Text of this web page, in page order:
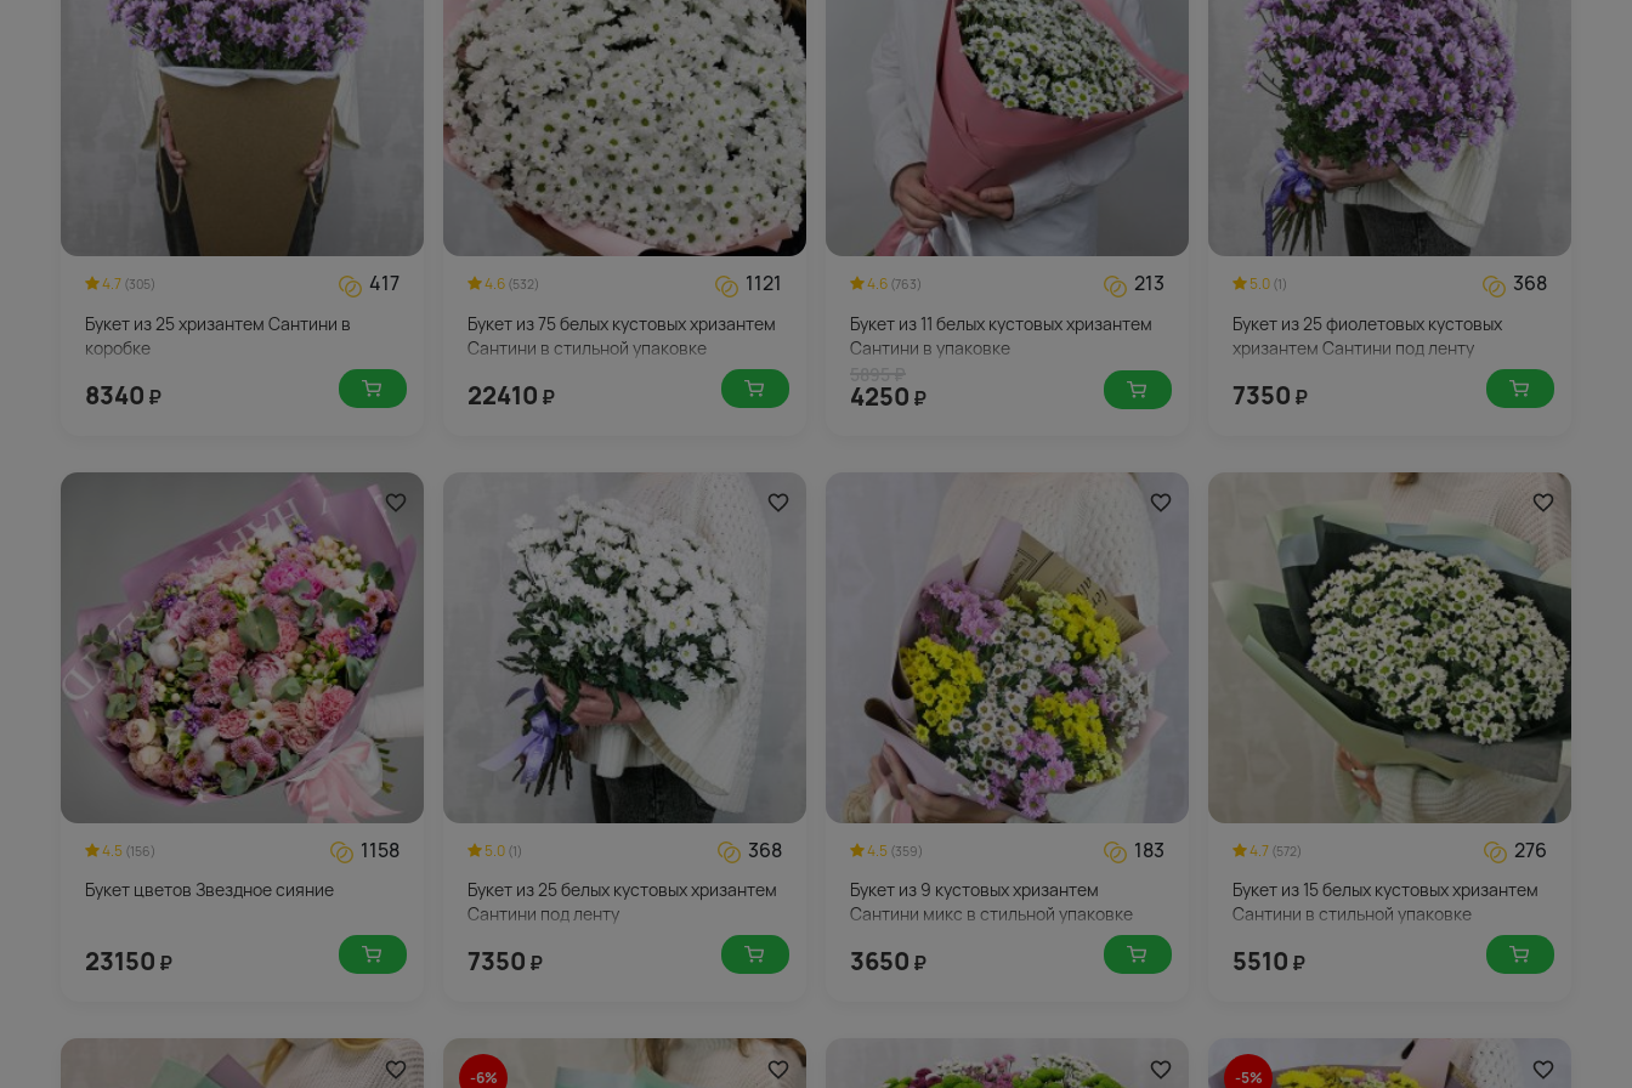
4.7 (305) 417
Букет из 25 хризантем Сантини в
коробке
8340 ₽
4.6 (532) 1121
Букет из 75 белых кустовых хризантем
Сантини в стильной упаковке
22410 ₽
4.6 (763) 213
Букет из 11 белых кустовых хризантем
Сантини в упаковке
4250 ₽
5.0 (1) 368
Букет из 25 фиолетовых кустовых
хризантем Сантини под ленту
7350 ₽
4.5 (156) 1158
Букет цветов Звездное сияние
23150 ₽
5.0 (1) 368
Букет из 25 белых кустовых хризантем
Сантини под ленту
7350 ₽
4.5 (359) 183
Букет из 9 кустовых хризантем
Сантини микс в стильной упаковке
3650 ₽
4.7 (572) 276
Букет из 15 белых кустовых хризантем
Сантини в стильной упаковке
5510 ₽
-6% -5%